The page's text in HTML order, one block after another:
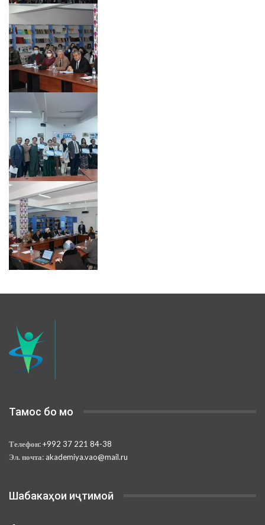
Тамос бо мо
Телефон:+992 37 221 84-38
Эл. почта: akademiya.vao@mail.ru
Шабакаҳои иҷтимоӣ